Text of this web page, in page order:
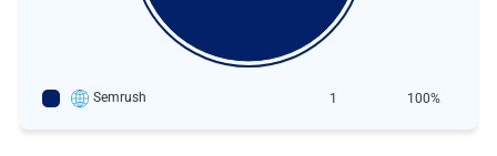
Semrush 1 100%